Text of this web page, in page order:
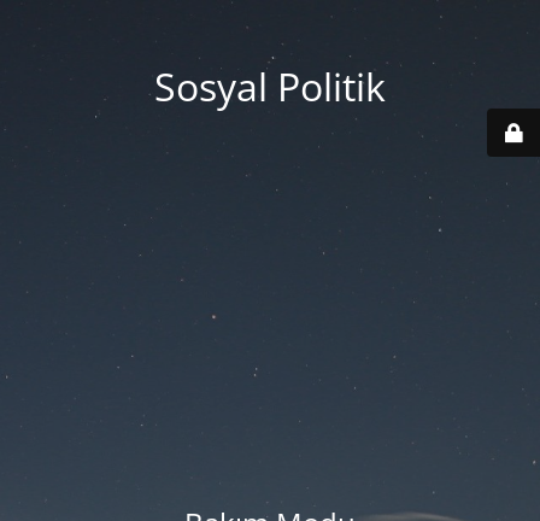
Sosyal Politik